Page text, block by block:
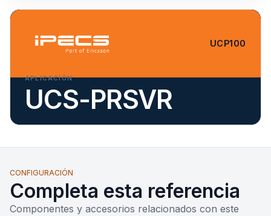
UCP100
APLICACIÓN
UCS-PRSVR
CONFIGURACIÓN
Completa esta referencia
Componentes y accesorios relacionados con este